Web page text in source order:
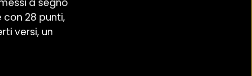
con 28 punti,
versi, un